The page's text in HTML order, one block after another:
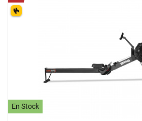
En Stock